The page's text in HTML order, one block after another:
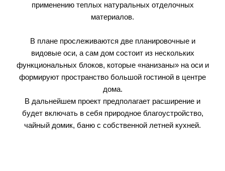
применению теплых натуральных отделочных
материалов.
В плане прослеживаются две планировочные и
видовые оси, а сам дом состоит из нескольких
функциональных блоков, которые «нанизаны» на оси и
формируют пространство большой гостиной в центре
дома.
В дальнейшем проект предполагает расширение и
будет включать в себя природное благоустройство,
чайный домик, баню с собственной летней кухней.